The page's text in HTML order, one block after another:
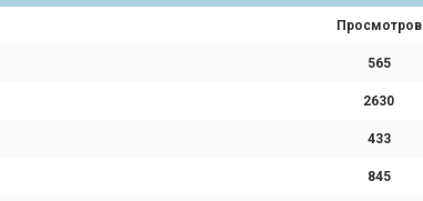
Просмотров
565
2630
433
845